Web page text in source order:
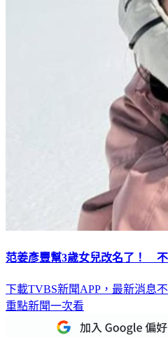
范姜彥豐幫3歲女兒改名了！
下載TVBS新聞APP，最新消息
重點新聞一次看